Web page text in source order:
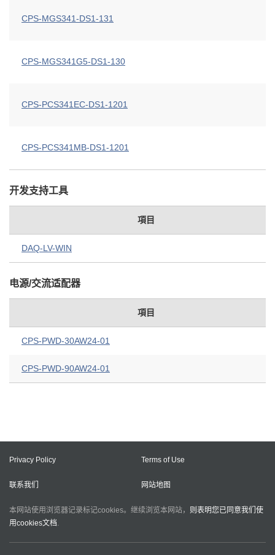
CPS-MGS341-DS1-131
CPS-MGS341G5-DS1-130
CPS-PCS341EC-DS1-1201
CPS-PCS341MB-DS1-1201
开发支持工具
項目
DAQ-LV-WIN
电源/交流适配器
項目
CPS-PWD-30AW24-01
CPS-PWD-90AW24-01
Privacy Policy Terms of Use
联系我们 网站地图
本网站使用浏览器记录标记cookies。继续浏览本网站， 则表明您已同意我们使
用cookies文档.